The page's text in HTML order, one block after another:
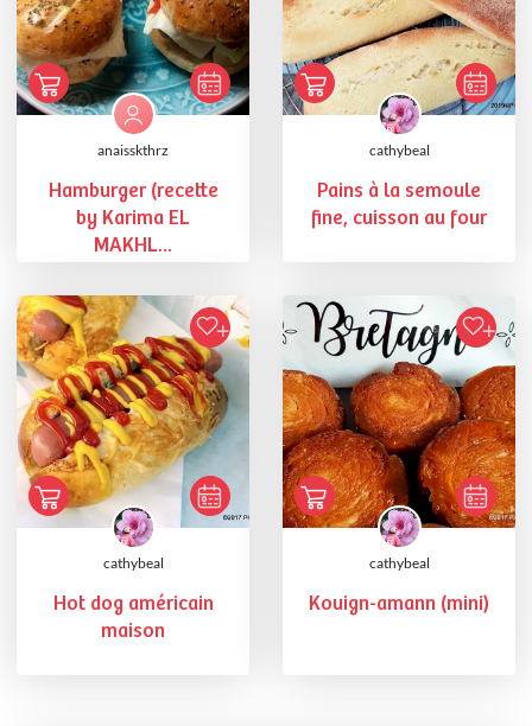
anaisskthrz
Hamburger (recette
by Karima EL
MAKHL...
cathybeal
Pains à la semoule
fine, cuisson au four
cathybeal
Hot dog américain
maison
cathybeal
Kouign-amann (mini)